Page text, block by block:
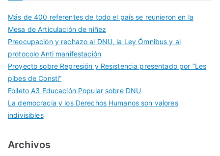
Más de 400 referentes de todo el país se reunieron en la
Mesa de Articulación de niñez
Preocupación y rechazo al DNU, la Ley Ómnibus y al
protocolo Anti manifestación
Proyecto sobre Represión y Resistencia presentado por “Les
pibes de Consti”
Folleto A3 Educación Popular sobre DNU
La democracia y los Derechos Humanos son valores
indivisibles
Archivos